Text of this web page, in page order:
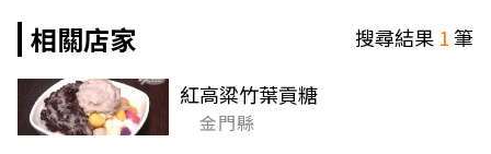
相關店家 搜尋結果 1筆
紅高粱竹葉貢糖
金門縣